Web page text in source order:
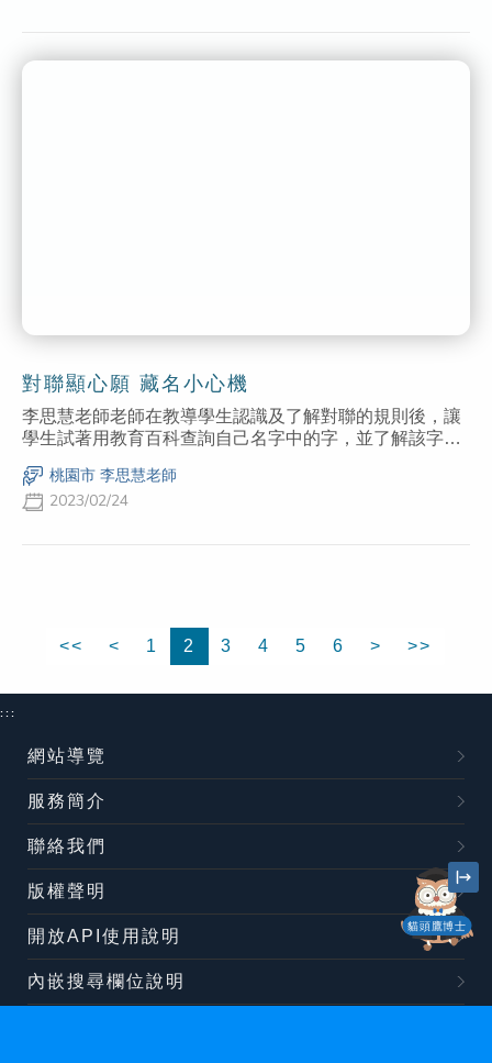
對聯顯心願 藏名小心機
李思慧老師老師在教導學生認識及了解對聯的規則後，讓
學生試著用教育百科查詢自己名字中的字，並了解該字所
己的名字加入對聯創作中。
桃園市 李思慧老師
2023/02/24
<< < 1 2 3 4 5 6 > >>
貓頭鷹博士
:::
網站導覽
服務簡介
聯絡我們
版權聲明
開放API使用說明
內嵌搜尋欄位說明